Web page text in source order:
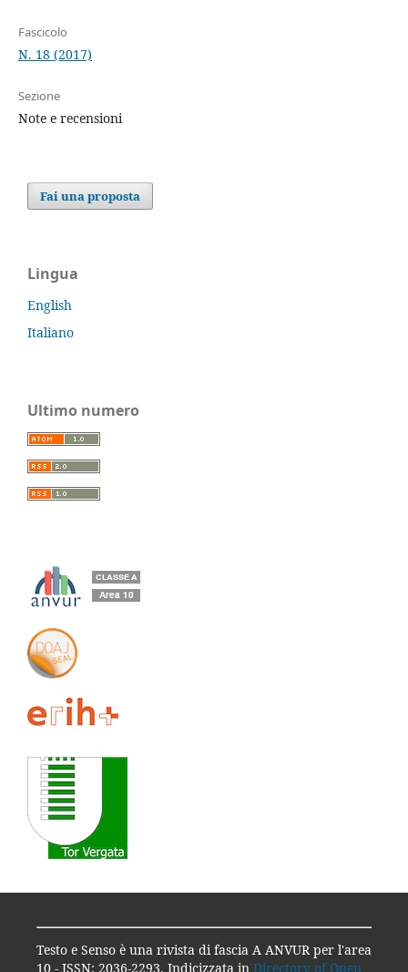
Fascicolo
N. 18 (2017)
Sezione
Note e recensioni
Fai una proposta
Lingua
English
Italiano
Ultimo numero
Testo e Senso è una rivista di fascia A ANVUR per l'area
10 - ISSN: 2036-2293. Indicizzata in Directory of Open